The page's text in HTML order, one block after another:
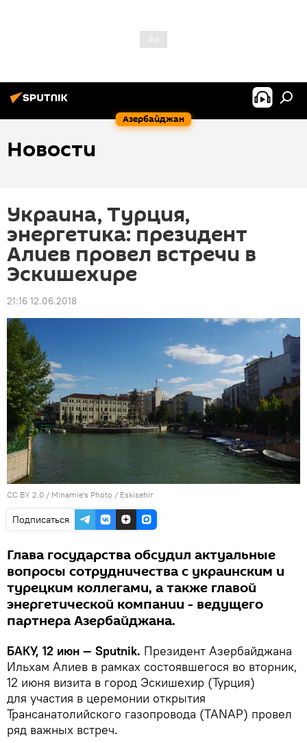
Азербайджан
Новости
Украина, Турция,
энергетика: президент
Алиев провел встречи в
Эскишехире
21:16 12.06.2018
CC BY 2.0 / Minamie's Photo / Eskisehir
Подписаться
Глава государства обсудил актуальные
вопросы сотрудничества с украинским и
турецким коллегами, а также главой
энергетической компании - ведущего
партнера Азербайджана.
БАКУ, 12 июн — Sputnik. Президент Азербайджана
Ильхам Алиев в рамках состоявшегося во вторник,
12 июня визита в город Эскишехир (Турция)
для участия в церемонии открытия
Трансанатолийского газопровода (TANAP) провел
ряд важных встреч.